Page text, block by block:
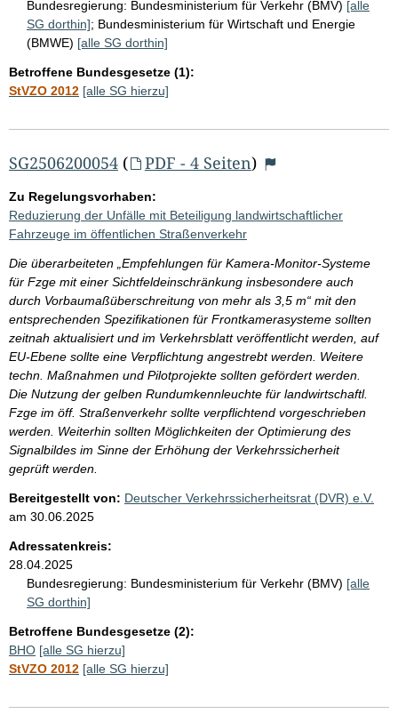
Bundesregierung: Bundesministerium für Verkehr (BMV) [alle
SG dorthin]; Bundesministerium für Wirtschaft und Energie
(BMWE) [alle SG dorthin]
Betroffene Bundesgesetze (1):
StVZO 2012 [alle SG hierzu]
SG2506200054 ( PDF - 4 Seiten)
Zu Regelungsvorhaben:
Reduzierung der Unfälle mit Beteiligung landwirtschaftlicher
Fahrzeuge im öffentlichen Straßenverkehr
Die überarbeiteten „Empfehlungen für Kamera-Monitor-Systeme
für Fzge mit einer Sichtfeldeinschränkung insbesondere auch
durch Vorbaumaßüberschreitung von mehr als 3,5 m“ mit den
entsprechenden Spezifikationen für Frontkamerasysteme sollten
zeitnah aktualisiert und im Verkehrsblatt veröffentlicht werden, auf
EU-Ebene sollte eine Verpflichtung angestrebt werden. Weitere
techn. Maßnahmen und Pilotprojekte sollten gefördert werden.
Die Nutzung der gelben Rundumkennleuchte für landwirtschaftl.
Fzge im öff. Straßenverkehr sollte verpflichtend vorgeschrieben
werden. Weiterhin sollten Möglichkeiten der Optimierung des
Signalbildes im Sinne der Erhöhung der Verkehrssicherheit
geprüft werden.
Bereitgestellt von: Deutscher Verkehrssicherheitsrat (DVR) e.V.
am 30.06.2025
Adressatenkreis:
28.04.2025
Bundesregierung: Bundesministerium für Verkehr (BMV) [alle
SG dorthin]
Betroffene Bundesgesetze (2):
BHO [alle SG hierzu]
StVZO 2012 [alle SG hierzu]